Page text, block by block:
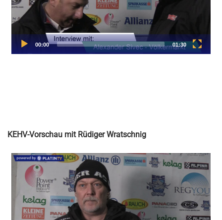
KEHV-Vorschau mit Rüdiger Wratschnig